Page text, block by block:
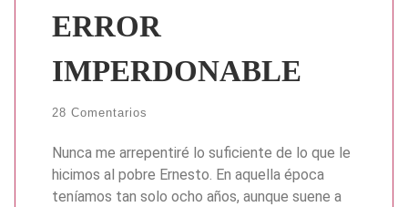
ERROR
IMPERDONABLE
28 Comentarios
Nunca me arrepentiré lo suficiente de lo que le
hicimos al pobre Ernesto. En aquella época
teníamos tan solo ocho años, aunque suene a